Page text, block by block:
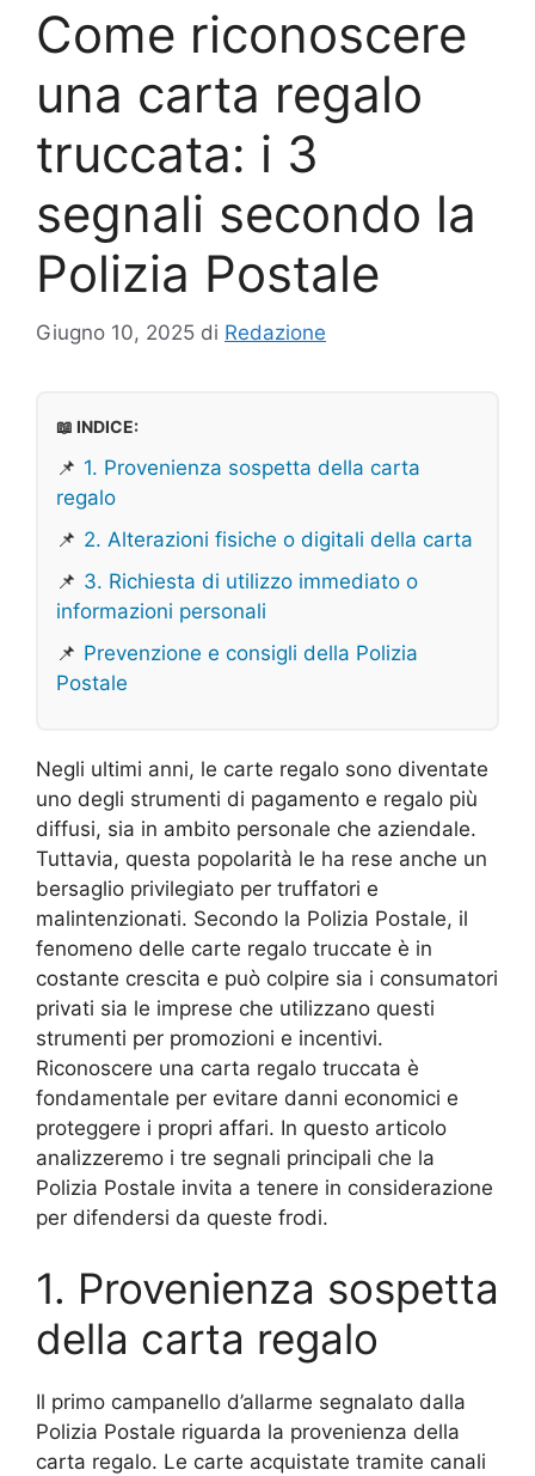
Come riconoscere
una carta regalo
truccata: i 3
segnali secondo la
Polizia Postale
Giugno 10, 2025 di Redazione
📖 INDICE:
📌 1. Provenienza sospetta della carta
regalo
📌 2. Alterazioni fisiche o digitali della carta
📌 3. Richiesta di utilizzo immediato o
informazioni personali
📌 Prevenzione e consigli della Polizia
Postale
Negli ultimi anni, le carte regalo sono diventate
uno degli strumenti di pagamento e regalo più
diffusi, sia in ambito personale che aziendale.
Tuttavia, questa popolarità le ha rese anche un
bersaglio privilegiato per truffatori e
malintenzionati. Secondo la Polizia Postale, il
fenomeno delle carte regalo truccate è in
costante crescita e può colpire sia i consumatori
privati sia le imprese che utilizzano questi
strumenti per promozioni e incentivi.
Riconoscere una carta regalo truccata è
fondamentale per evitare danni economici e
proteggere i propri affari. In questo articolo
analizzeremo i tre segnali principali che la
Polizia Postale invita a tenere in considerazione
per difendersi da queste frodi.
1. Provenienza sospetta
della carta regalo
Il primo campanello d’allarme segnalato dalla
Polizia Postale riguarda la provenienza della
carta regalo. Le carte acquistate tramite canali